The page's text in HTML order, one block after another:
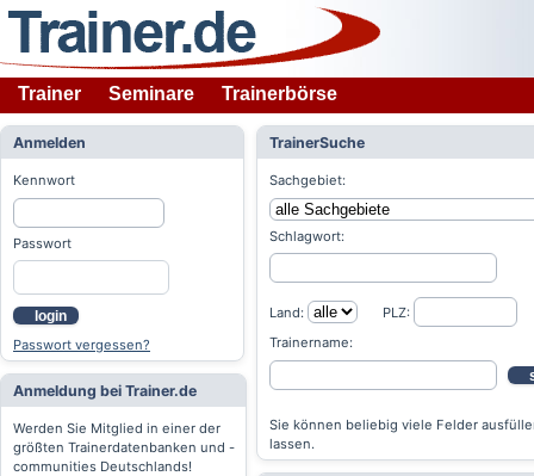
Trainer Seminare Trainerbörse
Anmelden
Kennwort
Passwort
login
Passwort vergessen?
Anmeldung bei Trainer.de
Werden Sie Mitglied in einer der
größten Trainerdatenbanken und -
communities Deutschlands!
TrainerSuche
Sachgebiet:
Schlagwort:
Land:
PLZ:
Trainername:
Sie können beliebig viele Felder
lassen.